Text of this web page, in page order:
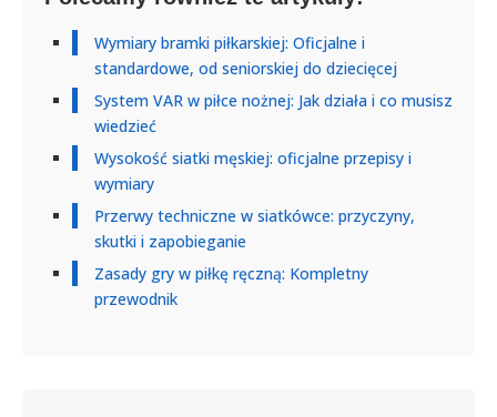
Wymiary bramki piłkarskiej: Oficjalne i
standardowe, od seniorskiej do dziecięcej
System VAR w piłce nożnej: Jak działa i co musisz
wiedzieć
Wysokość siatki męskiej: oficjalne przepisy i
wymiary
Przerwy techniczne w siatkówce: przyczyny,
skutki i zapobieganie
Zasady gry w piłkę ręczną: Kompletny
przewodnik